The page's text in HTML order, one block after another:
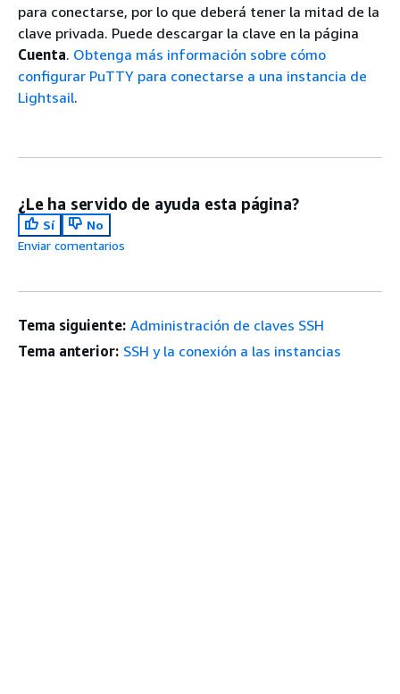
para conectarse, por lo que deberá tener la mitad de la
clave privada. Puede descargar la clave en la página
Cuenta. Obtenga más información sobre cómo
configurar PuTTY para conectarse a una instancia de
Lightsail.
¿Le ha servido de ayuda esta página?
Sí
No
Enviar comentarios
Tema siguiente: Administración de claves SSH
Tema anterior: SSH y la conexión a las instancias